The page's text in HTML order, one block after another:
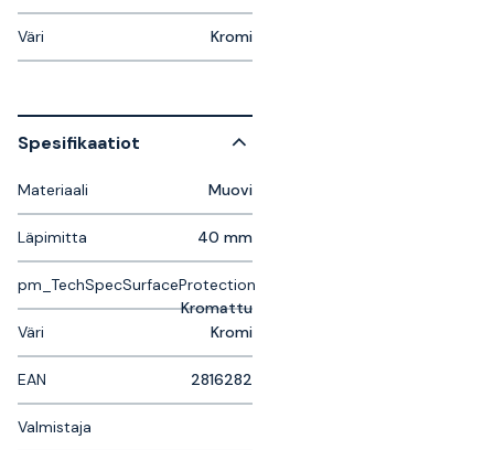
Väri Kromi
Spesifikaatiot
Materiaali Muovi
Läpimitta 40 mm
pm_TechSpecSurfaceProtection
Kromattu
Väri
Kromi
EAN 2816282
Valmistaja